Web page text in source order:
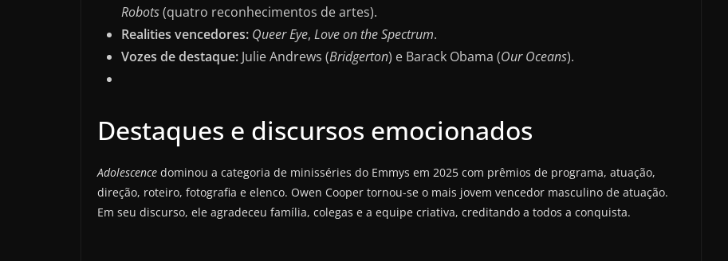
Robots(quatro reconhecimentos de artes).
Realities vencedores: Queer Eye, Love on the Spectrum.
Vozes de destaque: Julie Andrews (Bridgerton) e Barack Obama (Our Oceans).
Destaques e discursos emocionados
Adolescence dominou a categoria de minisséries do Emmys em 2025 com prêmios de programa, atuação,
direção, roteiro, fotografia e elenco. Owen Cooper tornou-se o mais jovem vencedor masculino de atuação.
Em seu discurso, ele agradeceu família, colegas e a equipe criativa, creditando a todos a conquista.